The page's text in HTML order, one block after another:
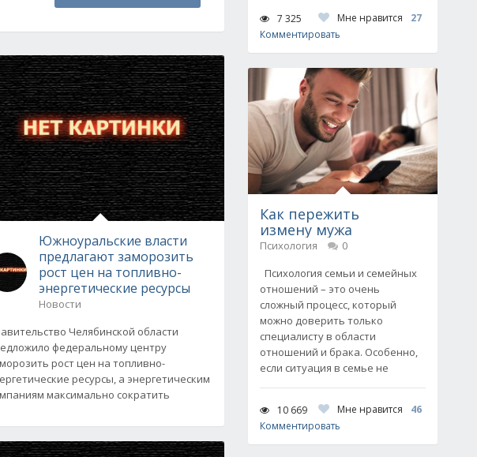
Южноуральские власти
предлагают заморозить
рост цен на топливно-
энергетические ресурсы
Новости
Челябинской области
федеральному центру
рост цен на топливно-
ресурсы, а энергетическим
максимально сократить
7 325 Мне нравится
27
Комментировать
Как пережить
измену мужа
Психология
0
Психология семьи и семейных
отношений – это очень
сложный процесс, который
можно доверить только
специалисту в области
отношений и брака. Особенно,
если ситуация в семье не
10 669 Мне нравится
46
Комментировать